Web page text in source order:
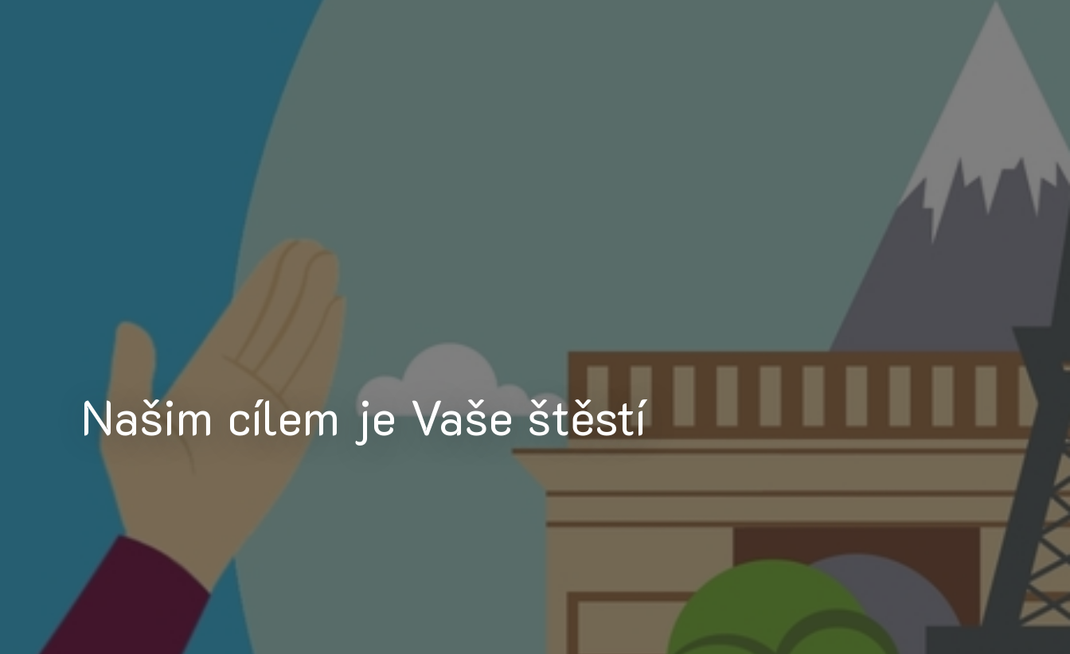
Našim cílem je Vaše štěstí